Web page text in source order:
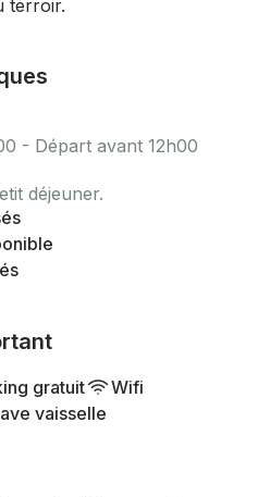
terroir.
- Départ avant 12h00
déjeuner.
gratuit
Wifi
vaisselle